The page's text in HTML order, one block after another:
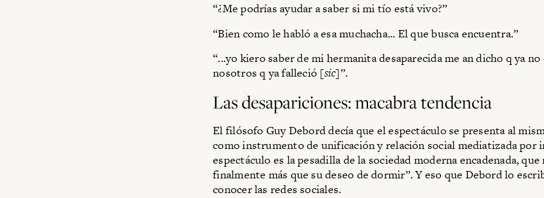
“¿Me podrías ayudar a saber si mi tío está vivo?”
“Bien como le habló a esa muchacha... El que busca encuentra.”
“...yo kiero saber de mi hermanita desaparecida me an dicho q ya
nosotros q ya falleció [sic]”.
Las desapariciones: macabra tendencia
El filósofo Guy Debord decía que el espectáculo se presenta al
como instrumento de unificación y relación social mediatizada por
espectáculo es la pesadilla de la sociedad moderna encadenada, que
finalmente más que su deseo de dormir”. Y eso que Debord lo
conocer las redes sociales.